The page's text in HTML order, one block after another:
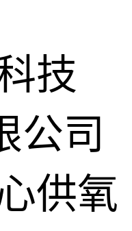
技
公司
供氧